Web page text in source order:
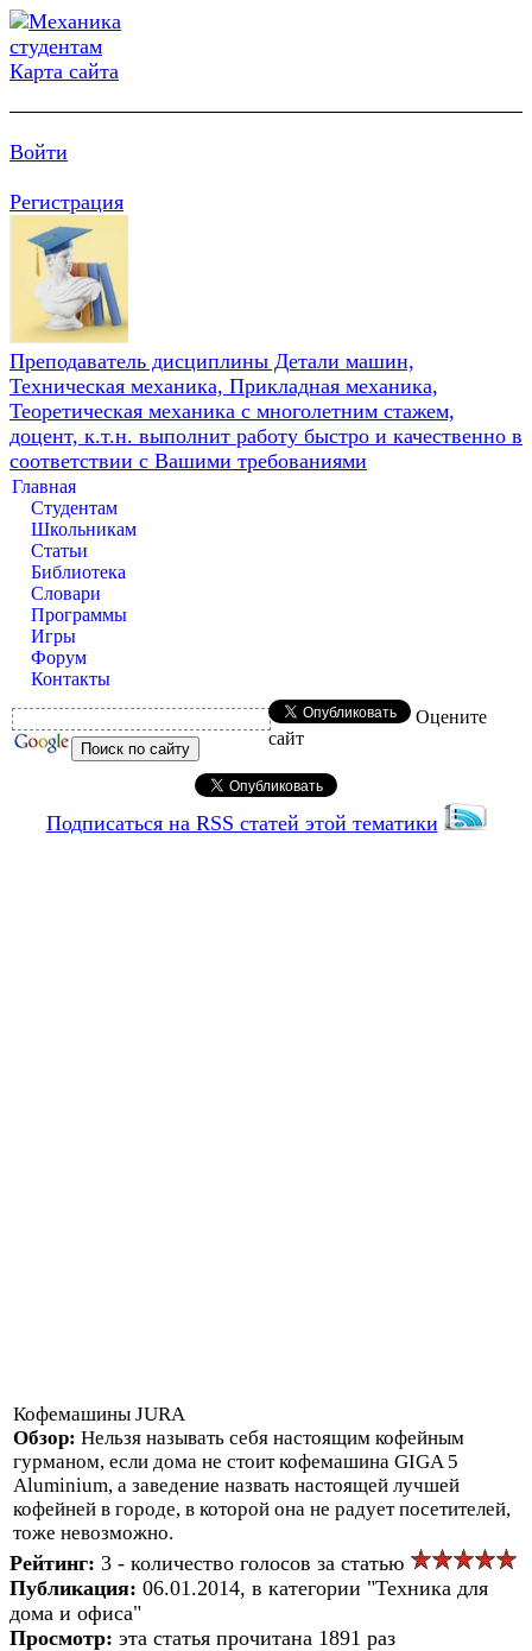
Карта сайта
Войти
Регистрация
Преподаватель дисциплины Детали машин,
Техническая механика, Прикладная механика,
Теоретическая механика с многолетним стажем,
доцент, к.т.н. выполнит работу быстро и качественно в
соответствии с Вашими требованиями
Главная
Студентам
Школьникам
Статьи
Библиотека
Словари
Программы
Игры
Форум
Контакты
Оцените
сайт
Подписаться на RSS статей этой тематики
Кофемашины JURA
Обзор: Нельзя называть себя настоящим кофейным
гурманом, если дома не стоит кофемашина GIGA 5
Aluminium, а заведение назвать настоящей лучшей
кофейней в городе, в которой она не радует посетителей,
тоже невозможно.
Рейтинг: 3 - количество голосов за статью
Публикация: 06.01.2014, в категории "Техника для
дома и офиса"
Просмотр: эта статья прочитана 1891 раз